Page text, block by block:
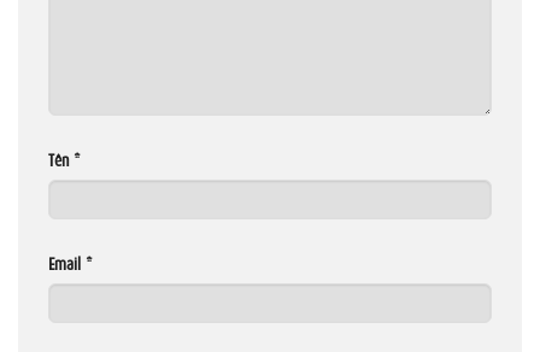
Tên *
Email *